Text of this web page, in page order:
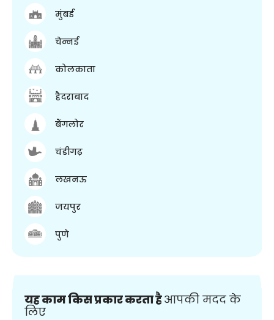
मुंबई
चेन्नई
कोलकाता
हैदराबाद
बैंगलोर
चंडीगढ़
लखनऊ
जयपुर
पुणे
यह काम किस प्रकार करता हैआपकी मदद के
लिए